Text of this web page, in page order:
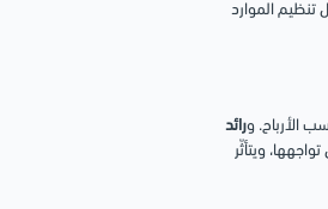
تنظيم الموارد
الأرباح. ورائد
ويتأثّر